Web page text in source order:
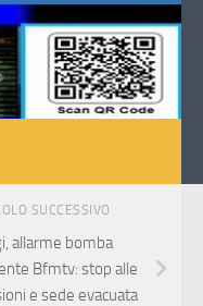
SUCCESSIVO
allarme bomba
Bfmtv: stop alle
e sede evacuata